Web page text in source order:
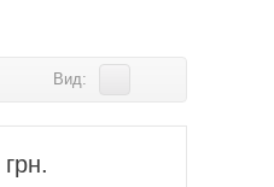
Вид: